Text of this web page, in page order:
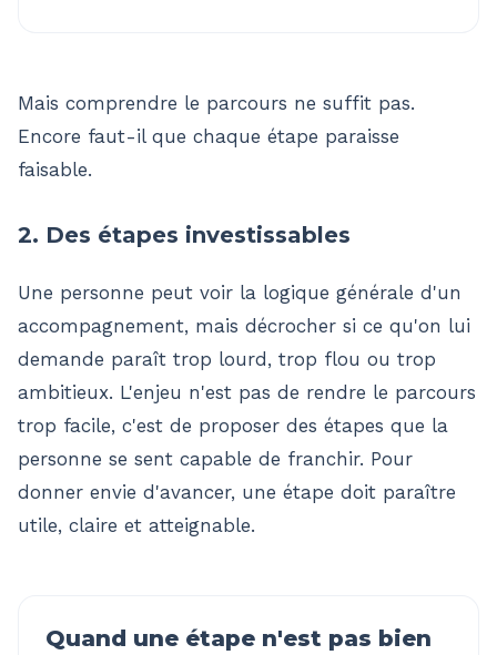
Mais comprendre le parcours ne suffit pas.
Encore faut-il que chaque étape paraisse
faisable.
2. Des étapes investissables
Une personne peut voir la logique générale d'un
accompagnement, mais décrocher si ce qu'on lui
demande paraît trop lourd, trop flou ou trop
ambitieux. L'enjeu n'est pas de rendre le parcours
trop facile, c'est de proposer des étapes que la
personne se sent capable de franchir. Pour
donner envie d'avancer, une étape doit paraître
utile, claire et atteignable.
Quand une étape n'est pas bien